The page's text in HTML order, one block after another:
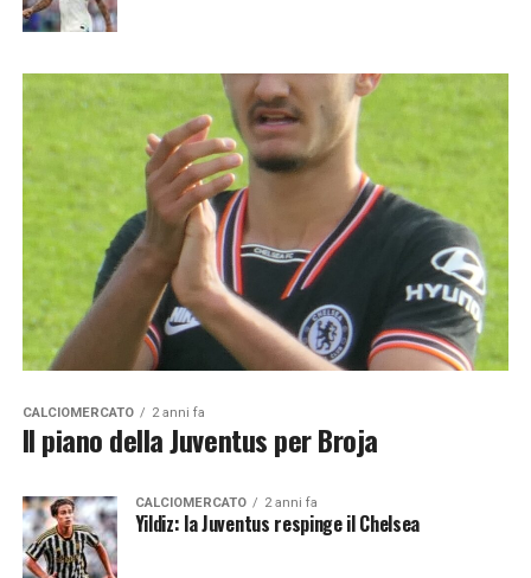
CALCIOMERCATO 2 anni fa
Il piano della Juventus per Broja
CALCIOMERCATO 2 anni fa
Yildiz: la Juventus respinge il Chelsea